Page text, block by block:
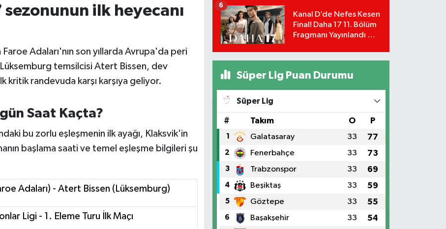
ilk heyecanı
Adaları'nın son yıllarda Avrupa'da peri
Lüksemburg temsilcisi Atert Bissen, dev
kritik randevuda karşı karşıya geliyor.
Saat Kaçta?
bu zorlu eşleşmenin ilk ayağı, Klaksvik'in
başlama saati ve temel eşleşme bilgileri şu
Adaları) - Atert Bissen (Lüksemburg)
Ligi - 1. Eleme Turu İlk Maçı
Detayları!
Kanal D’de Nefes Kesen
Final! Daha 17 11. Bölüm
Fragmanı Yayınlandı Mı?
6
Süper Lig Puan Durumu
Süper Lig
# Takım O P
1 Galatasaray 33 77
2 Fenerbahçe 33 73
3 Trabzonspor 33 69
4 Beşiktaş 33 59
5 Göztepe 33 55
6 Başakşehir 33 54